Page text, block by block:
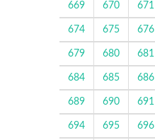
669 670 671
674 675 676
679 680 681
684 685 686
689 690 691
694 695 696